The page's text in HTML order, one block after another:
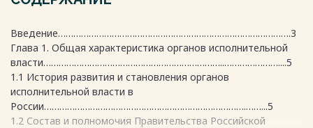
Введение……………………………………………………………………………….3
Глава 1. Общая характеристика органов исполнительной
власти……………………………………………………………..…………………....5
1.1 История развития и становления органов
исполнительной власти в
России…………………………………………………………………….……...5
1.2 Состав и полномочия Правительства Российской